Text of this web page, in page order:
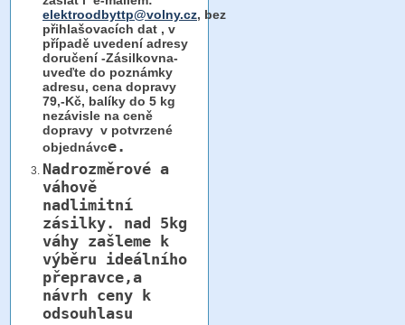
elektroodbyttp@volny.cz, bez
přihlašovacích dat , v
případě uvedení adresy
doručení -Zásilkovna-
uveďte do poznámky
adresu, cena dopravy
79,-Kč, balíky do 5 kg
nezávisle na ceně
dopravy v potvrzené
objednávce.
Nadrozměrové a
váhově
nadlimitní
zásilky. nad 5kg
váhy zašleme k
výběru ideálního
přepravce,a
návrh ceny k
odsouhlasu